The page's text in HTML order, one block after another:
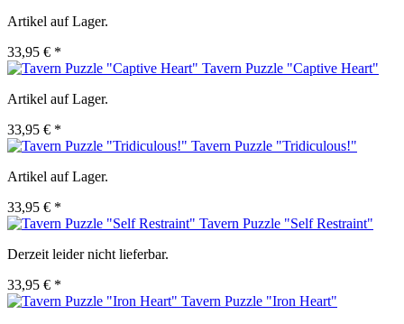
Artikel auf Lager.
33,95 € *
Tavern Puzzle "Captive Heart"
Artikel auf Lager.
33,95 € *
Tavern Puzzle "Tridiculous!"
Artikel auf Lager.
33,95 € *
Tavern Puzzle "Self Restraint"
Derzeit leider nicht lieferbar.
33,95 € *
Tavern Puzzle "Iron Heart"